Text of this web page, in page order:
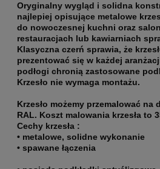
Oryginalny wygląd i solidna
najlepiej opisujące metalowe
do nowoczesnej kuchni oraz
restauracjach lub kawiarniach
Klasyczna czerń sprawia, że
prezentować się w każdej
podłogi chronią zastosowane
Krzesło nie wymaga montażu.
Krzesło możemy przemalować
RAL. Koszt malowania krzesła to
Cechy krzesła :
• metalowe, solidne wykonanie
• spawane łączenia